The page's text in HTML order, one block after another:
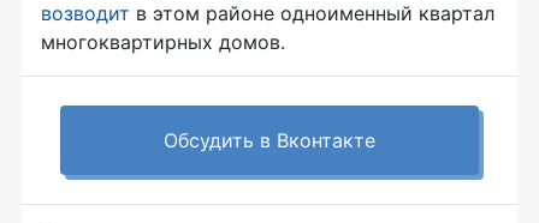
возводит в этом районе одноименный квартал
многоквартирных домов.
Обсудить в Вконтакте